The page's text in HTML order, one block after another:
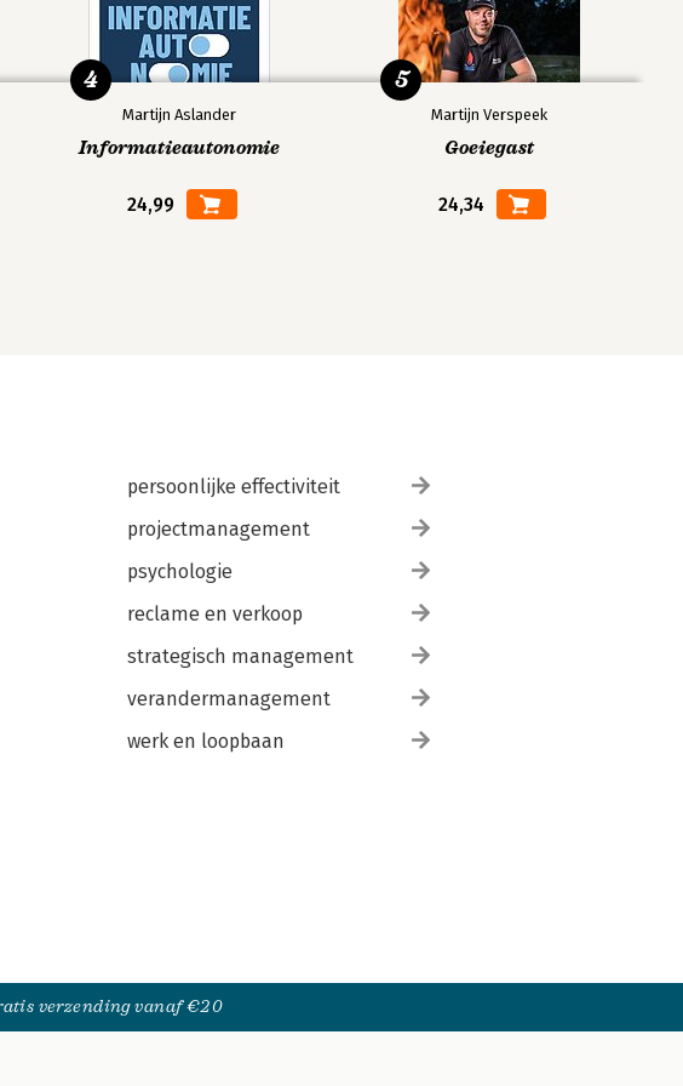
Martijn Aslander
Informatieautonomie
24,99
4
Martijn Verspeek
Goeiegast
24,34
5
persoonlijke effectiviteit
projectmanagement
psychologie
reclame en verkoop
strategisch management
verandermanagement
werk en loopbaan
verzending vanaf €20